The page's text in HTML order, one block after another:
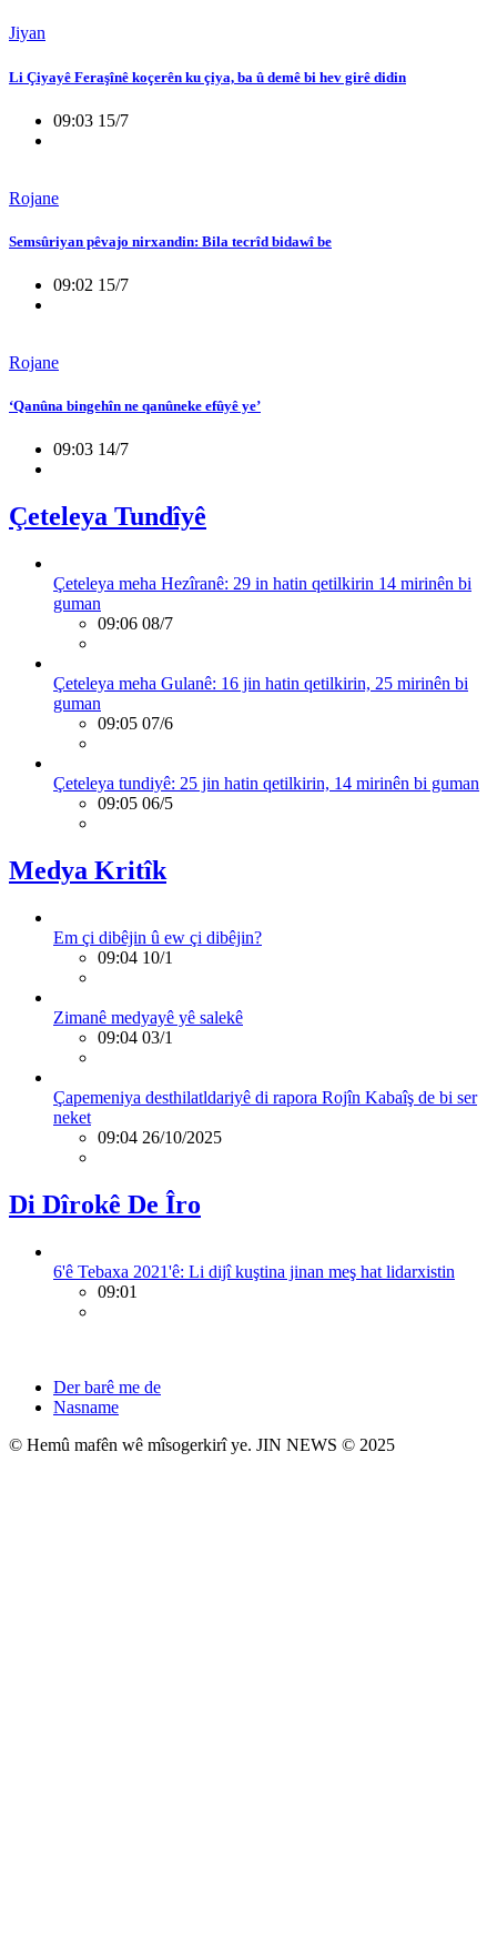
Jiyan
Li Çiyayê Feraşînê koçerên ku çiya, ba û demê bi hev girê didin
09:03 15/7
Rojane
Semsûriyan pêvajo nirxandin: Bila tecrîd bidawî be
09:02 15/7
Rojane
‘Qanûna bingehîn ne qanûneke efûyê ye’
09:03 14/7
Çeteleya Tundîyê
Çeteleya meha Hezîranê: 29 in hatin qetilkirin 14 mirinên bi
guman
09:06 08/7
Çeteleya meha Gulanê: 16 jin hatin qetilkirin, 25 mirinên bi
guman
09:05 07/6
Çeteleya tundiyê: 25 jin hatin qetilkirin, 14 mirinên bi guman
09:05 06/5
Medya Kritîk
Em çi dibêjin û ew çi dibêjin?
09:04 10/1
Zimanê medyayê yê salekê
09:04 03/1
Çapemeniya desthilatldariyê di rapora Rojîn Kabaîş de bi ser
neket
09:04 26/10/2025
Di Dîrokê De Îro
6'ê Tebaxa 2021'ê: Li dijî kuştina jinan meş hat lidarxistin
09:01
Der barê me de
Nasname
© Hemû mafên wê mîsogerkirî ye. JIN NEWS © 2025